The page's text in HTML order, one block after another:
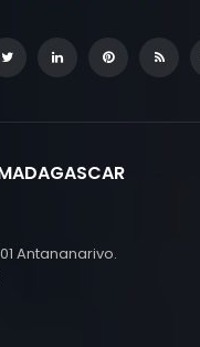
Antananarivo.